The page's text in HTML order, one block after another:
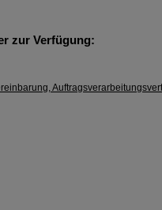
zur Verfügung: